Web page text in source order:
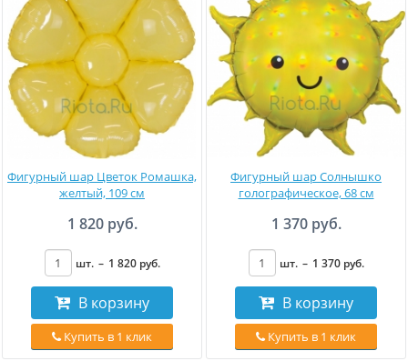
Фигурный шар Цветок Ромашка,
желтый, 109 см
1 820 руб.
шт. – 1 820 руб.
В корзину
Купить в 1 клик
Фигурный шар Солнышко
голографическое, 68 см
1 370 руб.
шт. – 1 370 руб.
В корзину
Купить в 1 клик